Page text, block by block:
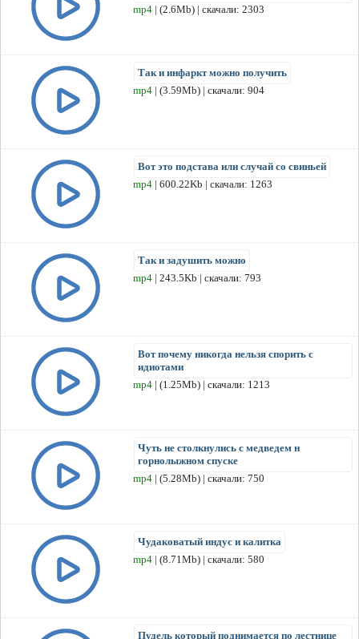
mp4 | (2.6Mb) | скачали: 2303
Так и инфаркт можно получить
mp4 | (3.59Mb) | скачали: 904
Вот это подстава или случай со свиньей
mp4 | 600.22Kb | скачали: 1263
Так и задушить можно
mp4 | 243.5Kb | скачали: 793
Вот почему никогда нельзя спорить с
идиотами
mp4 | (1.25Mb) | скачали: 1213
Чуть не столкнулись с медведем н
горнолыжном спуске
mp4 | (5.28Mb) | скачали: 750
Чудаковатый индус и калитка
mp4 | (8.71Mb) | скачали: 580
Пудель который поднимается по лестнице